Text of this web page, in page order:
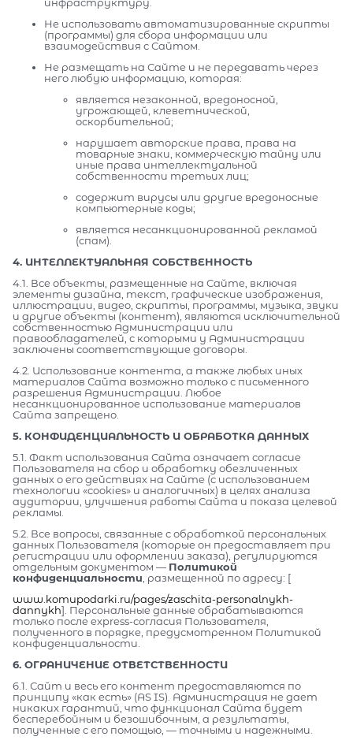
Не использовать автоматизированные скрипты
(программы) для сбора информации или
взаимодействия с Сайтом.
Не размещать на Сайте и не передавать через
него любую информацию, которая:
является незаконной, вредоносной,
угрожающей, клеветнической,
оскорбительной;
нарушает авторские права, права на
товарные знаки, коммерческую тайну или
иные права интеллектуальной
собственности третьих лиц;
содержит вирусы или другие вредоносные
компьютерные коды;
является несанкционированной рекламой
(спам).
4. ИНТЕЛЛЕКТУАЛЬНАЯ СОБСТВЕННОСТЬ
4.1. Все объекты, размещенные на Сайте, включая
элементы дизайна, текст, графические изображения,
иллюстрации, видео, скрипты, программы, музыка, звуки
и другие объекты (контент), являются исключительной
собственностью Администрации или
правообладателей, с которыми у Администрации
заключены соответствующие договоры.
4.2. Использование контента, а также любых иных
материалов Сайта возможно только с письменного
разрешения Администрации. Любое
несанкционированное использование материалов
Сайта запрещено.
5. КОНФИДЕНЦИАЛЬНОСТЬ И ОБРАБОТКА ДАННЫХ
5.1. Факт использования Сайта означает согласие
Пользователя на сбор и обработку обезличенных
данных о его действиях на Сайте (с использованием
технологии «cookies» и аналогичных) в целях анализа
аудитории, улучшения работы Сайта и показа целевой
рекламы.
5.2. Все вопросы, связанные с обработкой персональных
данных Пользователя (которые он предоставляет при
регистрации или оформлении заказа), регулируются
отдельным документом — Политикой
конфиденциальности , размещенной по адресу: [
www.komupodarki.ru/pages/zaschita-personalnykh-
dannykh]. Персональные данные обрабатываются
только после express-согласия Пользователя,
полученного в порядке, предусмотренном Политикой
конфиденциальности.
6. ОГРАНИЧЕНИЕ ОТВЕТСТВЕННОСТИ
6.1. Сайт и весь его контент предоставляются по
принципу «как есть» (AS IS). Администрация не дает
никаких гарантий, что функционал Сайта будет
бесперебойным и безошибочным, а результаты,
полученные с его помощью, — точными и надежными.